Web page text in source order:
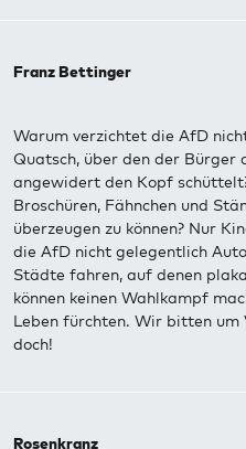
Franz Bettinger
Warum verzichtet die AfD
Quatsch, über den der Bürger
angewidert den Kopf
Broschüren, Fähnchen und
überzeugen zu können? Nur
die AfD nicht gelegentlich
Städte fahren, auf denen
können keinen Wahlkampf
Leben fürchten. Wir bitten
doch!
Rosenkranz